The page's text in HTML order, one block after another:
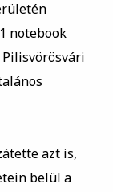
notebook
azt is,
belül a